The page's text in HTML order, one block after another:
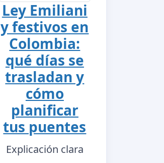
Ley Emiliani
y festivos en
Colombia:
qué días se
trasladan y
cómo
planificar
tus puentes
Explicación clara